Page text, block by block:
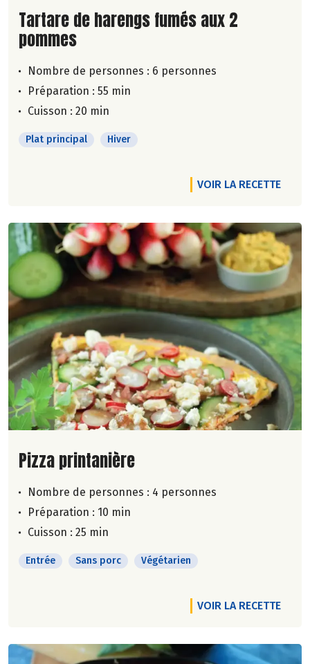
Lire la suite de la recette
Tartare de harengs fumés aux 2
pommes
Nombre de personnes : 6 personnes
Préparation : 55 min
Cuisson : 20 min
Plat principal Hiver
VOIR LA RECETTE
Lire la suite de la recette
Pizza printanière
Nombre de personnes : 4 personnes
Préparation : 10 min
Cuisson : 25 min
Entrée Sans porc Végétarien
VOIR LA RECETTE